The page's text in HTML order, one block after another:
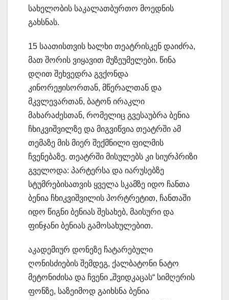
სახელობის საკალათბურთო მოედნის
გახსნას.
15 საათისთვის ხალხი თეატრისკენ დაიძრა,
მათ შორის ვიყავით მუზეუმელები. წინა
დღით შეხვედრა გვქონდა
კინორეჟისორთან, მწერალთან და
მკვლევართან, ბატონ ირაკლი
მახარაძესთან, რომელიც გვესაუბრა ბენია
ჩხიკვიშვილზე და მიგვიწვია თეატრში ამ
თემაზე მის მიერ შექმნილი ფილმის
ჩვენებაზე. თეატრში მისულებს კი სიურპრიზი
გველოდა: პარტერსა და იარუსებზე
სტუმრებისათვის ყველა სკამზე იდო ჩანთა
ბენია ჩხიკვიშვილის პორტრეტით, ჩანთაში
იდო წიგნი ბენიას შესახებ, მაისური და
ფინჯანი ბენიას გამოსახულებით.
აკადემიურ დონეზე ჩატარებული
ღონისძიების შემდეგ, ქალბატონი ნატო
მეტონიძისა და ჩვენი „შვიდკაცას“ სიმღერის
ფონზე, საზეიმოდ გაიხსნა ბენია